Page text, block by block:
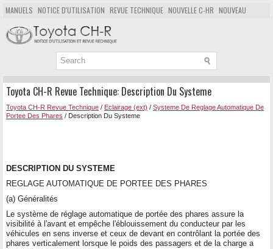
MANUELS NOTICE D'UTILISATION REVUE TECHNIQUE NOUVELLE C-HR NOUVEAU
POPULAIRE
PLAN DU SITE CHERCHER
Toyota CH-R Revue Technique: Description Du Systeme
Toyota CH-R Revue Technique / Eclairage (ext) / Systeme De Reglage Automatique De
Portee Des Phares / Description Du Systeme
DESCRIPTION DU SYSTEME
REGLAGE AUTOMATIQUE DE PORTEE DES PHARES
(a) Généralités
Le système de réglage automatique de portée des phares assure la
visibilité à l'avant et empêche l'éblouissement du conducteur par les
véhicules en sens inverse et ceux de devant en contrôlant la portée des
phares verticalement lorsque le poids des passagers et de la charge a